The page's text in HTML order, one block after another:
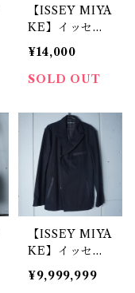
【ISSEY MIYA
KE】イッセイ
ミヤケ ”archiv
e"ポリプリーツ
トート navy &
¥14,000
SOLD OUT
【ISSEY MIYA
KE】イッセイ
ミヤケ ”archiv
e" コットンラ
¥9,999,999